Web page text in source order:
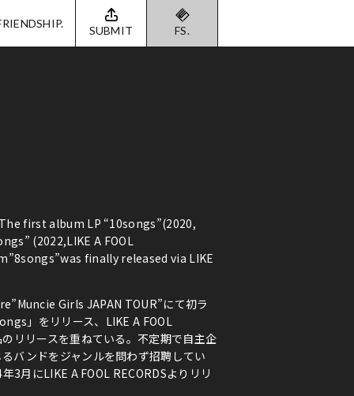
SUBMIT FS.
first album LP “10songs”(2020,
(2022,LIKE A FOOL
finally released via LIKE
Girls JAPAN TOUR”にて初ラ
」をリリース、LIKE A FOOL
リリースを重ねている。不定期で自主企
バンドをジャンルを問わず招聘してい
3月にLIKE A FOOL RECORDSよりリリ